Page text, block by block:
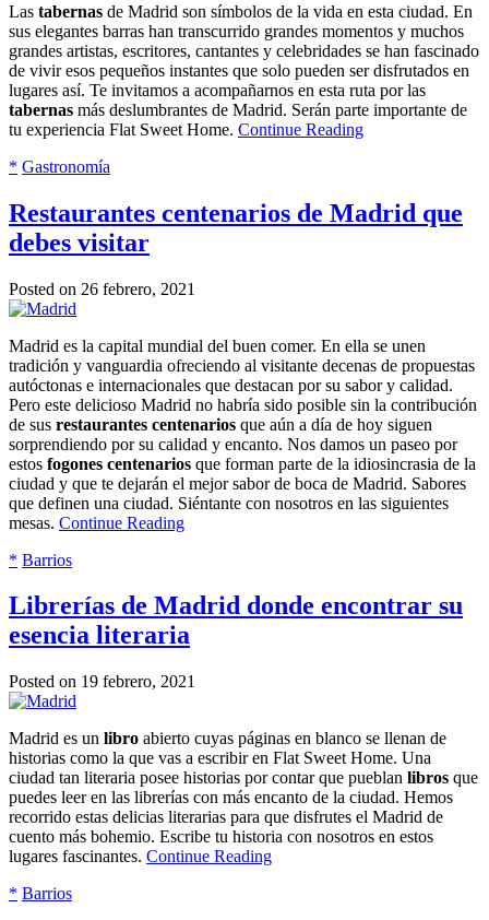
Las tabernas de Madrid son símbolos de la vida en esta ciudad. En
sus elegantes barras han transcurrido grandes momentos y muchos
grandes artistas, escritores, cantantes y celebridades se han fascinado
de vivir esos pequeños instantes que solo pueden ser disfrutados en
lugares así. Te invitamos a acompañarnos en esta ruta por las
tabernas más deslumbrantes de Madrid. Serán parte importante de
tu experiencia Flat Sweet Home. Continue Reading
* Gastronomía
Restaurantes centenarios de Madrid que
debes visitar
Posted on 26 febrero, 2021
Madrid es la capital mundial del buen comer. En ella se unen
tradición y vanguardia ofreciendo al visitante decenas de propuestas
autóctonas e internacionales que destacan por su sabor y calidad.
Pero este delicioso Madrid no habría sido posible sin la contribución
de sus restaurantes centenarios que aún a día de hoy siguen
sorprendiendo por su calidad y encanto. Nos damos un paseo por
estos fogones centenarios que forman parte de la idiosincrasia de la
ciudad y que te dejarán el mejor sabor de boca de Madrid. Sabores
que definen una ciudad. Siéntante con nosotros en las siguientes
mesas. Continue Reading
* Barrios
Librerías de Madrid donde encontrar su
esencia literaria
Posted on 19 febrero, 2021
Madrid es un libro abierto cuyas páginas en blanco se llenan de
historias como la que vas a escribir en Flat Sweet Home. Una
ciudad tan literaria posee historias por contar que pueblan libros que
puedes leer en las librerías con más encanto de la ciudad. Hemos
recorrido estas delicias literarias para que disfrutes el Madrid de
cuento más bohemio. Escribe tu historia con nosotros en estos
lugares fascinantes. Continue Reading
* Barrios